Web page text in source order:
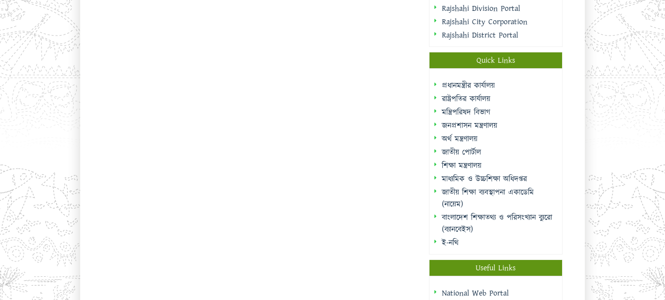
Rajshahi Division Portal
Rajshahi City Corporation
Rajshahi District Portal
Quick Links
প্রধানমন্ত্রীর কার্যালয়
রাষ্ট্রপতির কার্যালয়
মন্ত্রিপরিষদ বিভাগ
জনপ্রশাসন মন্ত্রণালয়
অর্থ মন্ত্রণালয়
জাতীয় পোর্টাল
শিক্ষা মন্ত্রণালয়
মাধ্যমিক ও উচ্চশিক্ষা অধিদপ্তর
জাতীয় শিক্ষা ব্যবস্থাপনা একাডেমি
(নায়েম)
বাংলাদেশ শিক্ষাতথ্য ও পরিসংখ্যান ব্যুরো
(ব্যানবেইস)
ই-নথি
Useful Links
National Web Portal